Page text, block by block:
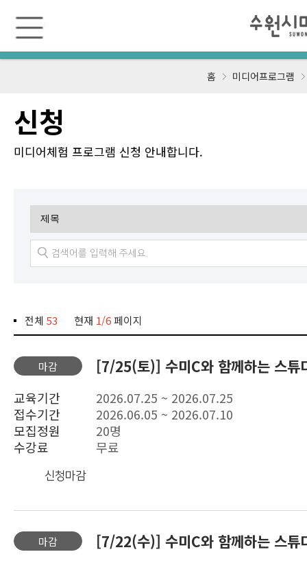
어
홈 미디어프로그램
신청
미디어체험 프로그램 신청 안내합니다.
전체 53 현재 1/6페이지
마감 [7/25(토)] 수미C와 함께하는 스튜
교육기간
2026.07.25 ~ 2026.07.25
접수기간
2026.06.05 ~ 2026.07.10
모집정원
20명
수강료
무료
신청마감
마감 [7/22(수)] 수미C와 함께하는 스튜